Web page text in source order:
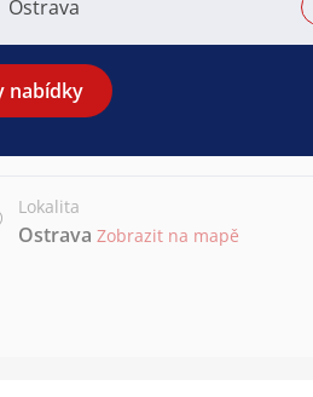
Ostrava
nabídky
Lokalita
Ostrava Zobrazit na mapě